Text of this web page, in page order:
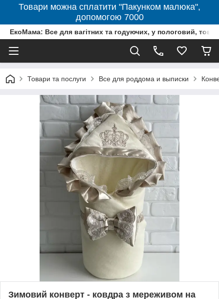
Товари можна сплатити "Пакунком малюка",
допомогою 7000
ЕкоМама: Все для вагітних та годуючих, у пологовий,
Товари та послуги Все для роддома и выписки
Зимовий конверт - ковдра з мереживом на